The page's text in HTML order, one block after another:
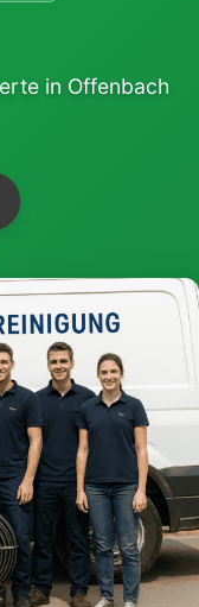
in Offenbach